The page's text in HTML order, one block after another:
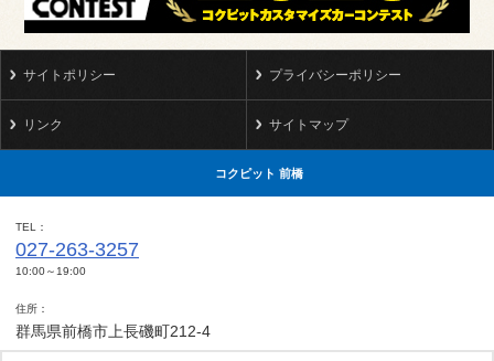
サイトポリシー プライバシーポリシー
リンク サイトマップ
コクピット 前橋
TEL
027-263-3257
10:00～19:00
住所
群馬県前橋市上長磯町212-4